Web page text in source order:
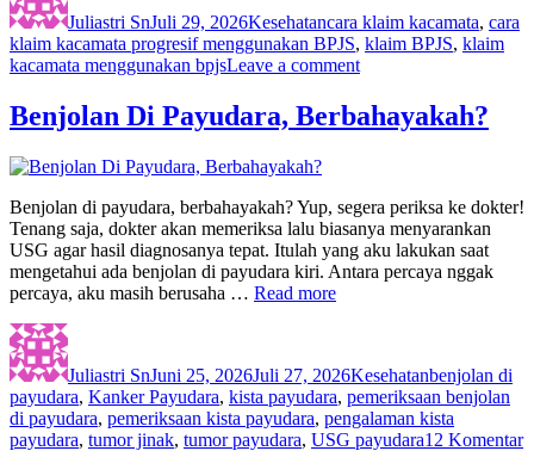
Juliastri SnJuli 29, 2026Kesehatancara klaim kacamata, cara
klaim kacamata progresif menggunakan BPJS, klaim BPJS, klaim
kacamata menggunakan bpjsLeave a commenton
Klaim
Kacamata
Benjolan Di Payudara, Berbahayakah?
Benjolan di payudara, berbahayakah? Yup, segera periksa ke dokter!
Tenang saja, dokter akan memeriksa lalu biasanya menyarankan
USG agar hasil diagnosanya tepat. Itulah yang aku lakukan saat
mengetahui ada benjolan di payudara kiri. Antara percaya nggak
percaya, aku masih berusaha … Read more
Author
Juliastri SnJuni 25, 2026Juli 27, 2026Kesehatanbenjolan di
payudara, Kanker Payudara, kista payudara, pemeriksaan benjolan
di payudara, pemeriksaan kista payudara, pengalaman kista
payudara, tumor jinak, tumor payudara, USG payudara12 Komentar